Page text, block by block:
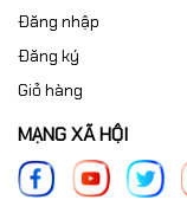
Đăng nhập
Đăng ký
Giỏ hàng
MẠNG XÃ HỘI